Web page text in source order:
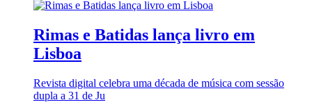
Rimas e Batidas lança livro em
Lisboa
Revista digital celebra uma década de música com sessão
dupla a 31 de Ju